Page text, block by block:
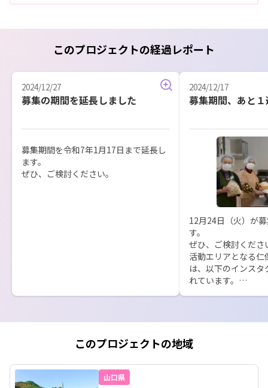
このプロジェクトの経過レポート
2024/12/27
募集の期間を延長しました
募集期間を令和7年1月17日まで延長し
ます。
ぜひ、ご検討ください。
2024/12/17
募集期間、あと
12月24日（火）が
す。
ぜひ、ご検討くださ
活動エリアとなる仁
は、以下のインス
れています。
https://
maguchishi/
【道の駅仁保の郷】
このプロジェクトの地域
山口県